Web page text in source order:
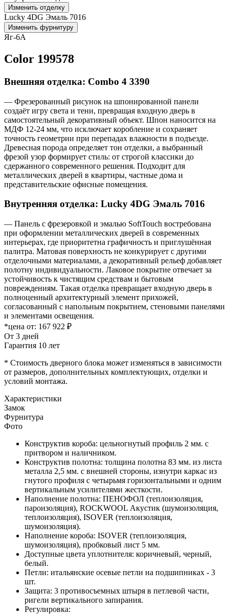
Изменить отделку
Lucky 4DG Эмаль 7016
Изменить фурнитуру
Яг-6А
Color 199578
Внешняя отделка: Combo 4 3390
— Фрезерованный рисунок на шпонированной панели
создаёт игру света и тени, превращая входную дверь в
самостоятельный декоративный объект. Шпон наносится на
МДФ 12-24 мм, что исключает коробление и сохраняет
точность геометрии при перепадах влажности в подъезде.
Древесная порода определяет тон отделки, а выбранный
фрезой узор формирует стиль: от строгой классики до
сдержанного современного решения. Подходит для
металлических дверей в квартиры, частные дома и
представительские офисные помещения.
Внутренняя отделка: Lucky 4DG Эмаль 7016
— Панель с фрезеровкой и эмалью SoftTouch востребована
при оформлении металлических дверей в современных
интерьерах, где приоритетна графичность и приглушённая
палитра. Матовая поверхность не конкурирует с другими
отделочными материалами, а декоративный рельеф добавляет
полотну индивидуальности. Лаковое покрытие отвечает за
устойчивость к чистящим средствам и бытовым
повреждениям. Такая отделка превращает входную дверь в
полноценный архитектурный элемент прихожей,
согласованный с напольным покрытием, стеновыми панелями
и элементами освещения.
*цена от: 167 922 ₽
От 3 дней
Гарантия 10 лет
* Стоимость дверного блока может изменяться в зависимости
от размеров, дополнительных комплектующих, отделки и
условий монтажа.
Характеристики
Замок
Фурнитура
Фото
Конструктив короба: цельногнутый профиль 2 мм. с
притвором и наличником.
Конструктив полотна: толщина полотна 83 мм. из листа
металла 2,5 мм. с внешней стороны, изнутри каркас из
гнутого профиля с четырьмя горизонтальными и одним
вертикальным усилителями жесткости.
Наполнение полотна: ПЕНОФОЛ (теплоизоляция,
пароизоляция), ROCKWOOL Акустик (шумоизоляция,
теплоизоляция), ISOVER (теплоизоляция,
шумоизоляция).
Наполнение короба: ISOVER (теплоизоляция,
шумоизоляция), пробковый лист 5 мм.
Доступные цвета уплотнителя: коричневый, черный,
белый.
Петли: итальянские осевые петли на подшипниках - 3
шт.
Защита: 3 противосъемных штыря в петлевой части,
ригели вертикального запирания.
Регулировка: